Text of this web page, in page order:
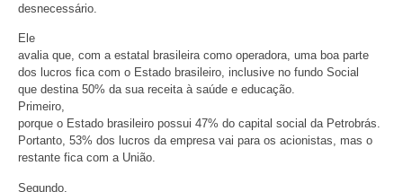
desnecessário.
Ele
avalia que, com a estatal brasileira como operadora, uma boa parte
dos lucros fica com o Estado brasileiro, inclusive no fundo Social
que destina 50% da sua receita à saúde e educação.
Primeiro,
porque o Estado brasileiro possui 47% do capital social da Petrobrás.
Portanto, 53% dos lucros da empresa vai para os acionistas, mas o
restante fica com a União.
Segundo,